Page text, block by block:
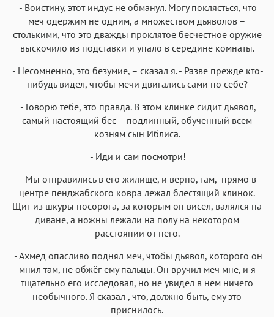
- Воистину, этот индус не обманул. Могу поклясться, что
меч одержим не одним, а множеством дьяволов –
столькими, что это дважды проклятое бесчестное оружие
выскочило из подставки и упало в середине комнаты.
- Несомненно, это безумие, – сказал я. - Разве прежде кто-
нибудь видел, чтобы мечи двигались сами по себе?
- Говорю тебе, это правда. В этом клинке сидит дьявол,
самый настоящий бес – подлинный, обученный всем
козням сын Иблиса.
- Иди и сам посмотри!
- Мы отправились в его жилище, и верно, там, прямо в
центре пенджабского ковра лежал блестящий клинок.
Щит из шкуры носорога, за которым он висел, валялся на
диване, а ножны лежали на полу на некотором
расстоянии от него.
- Ахмед опасливо поднял меч, чтобы дьявол, которого он
мнил там, не обжёг ему пальцы. Он вручил меч мне, и я
тщательно его исследовал, но не увидел в нём ничего
необычного. Я сказал , что, должно быть, ему это
приснилось.